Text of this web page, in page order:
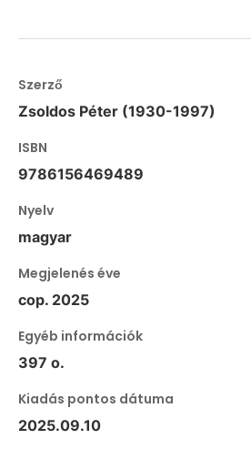
Szerző
Zsoldos Péter (1930-1997)
ISBN
9786156469489
Nyelv
magyar
Megjelenés éve
cop. 2025
Egyéb információk
397 o.
Kiadás pontos dátuma
2025.09.10